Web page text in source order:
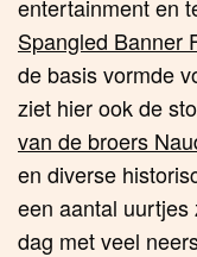
entertainment en
Spangled Banner
de basis vormde
ziet hier ook de
van de broers
en diverse
een aantal uurtjes
dag met veel